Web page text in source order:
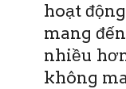
hoạt
mang
nhiều
không